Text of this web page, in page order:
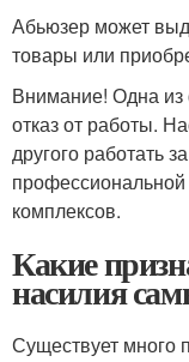
Абьюзер может
товары или
Внимание! Одна из
отказ от работы.
другого работать
профессиональной
комплексов.
Какие
насилия
Существует много